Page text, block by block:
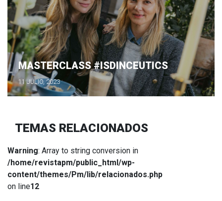
MASTERCLASS #ISDINCEUTICS
11 JULIO, 2023
TEMAS RELACIONADOS
Warning: Array to string conversion in
/home/revistapm/public_html/wp-
content/themes/Pm/lib/relacionados.php
on line12